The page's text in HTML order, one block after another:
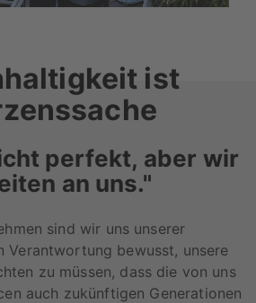
ist
perfekt, aber wir
an uns."
sind wir uns unserer
Verantwortung bewusst, unsere
zu müssen, dass die von uns
auch zukünftigen Generationen